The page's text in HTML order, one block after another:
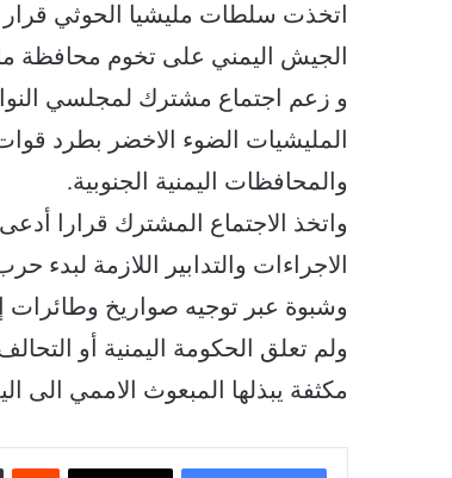
اتخذت سلطات مليشيا الحوثي قرار
الجيش اليمني على تخوم محافظة
و زعم اجتماع مشترك لمجلسي
المليشيات الضوء الاخضر بطرد
والمحافظات اليمنية الجنوبية.
واتخذ الاجتماع المشترك قرارا
الاجراءات والتدابير اللازمة
وشبوة عبر توجيه صواريخ وطائرات
ولم تعلق الحكومة اليمنية أو
مكثفة يبذلها المبعوث الاممي الى